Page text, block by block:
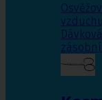
vzduchu